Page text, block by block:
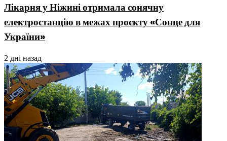
Лікарня у Ніжині отримала сонячну
електростанцію в межах проєкту «Сонце для
України»
2 дні назад